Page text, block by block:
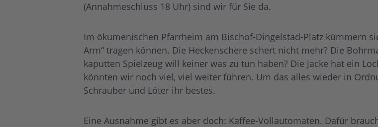
(Annahmeschluss 18 Uhr) sind wir für Sie da.
Im ökumenischen Pfarrheim am Bischof-Dingelstad-Platz kümmern
Arm“ tragen können. Die Heckenschere schert nicht mehr? Die
kaputten Spielzeug will keiner was zu tun haben? Die Jacke hat ein
könnten wir noch viel, viel weiter führen. Um das alles wieder in
Schrauber und Löter ihr bestes.
Eine Ausnahme gibt es aber doch: Kaffee-Vollautomaten. Dafür